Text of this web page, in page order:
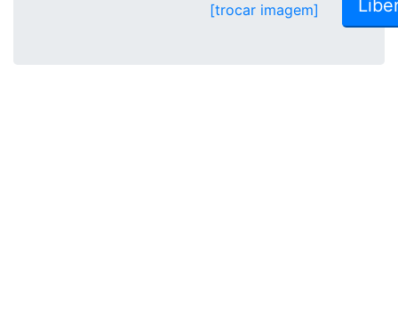
[trocar imagem]